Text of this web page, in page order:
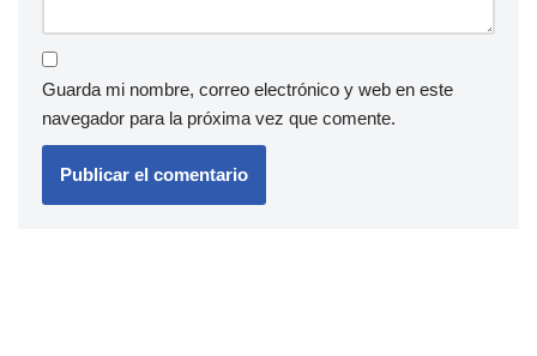
Guarda mi nombre, correo electrónico y web en este
navegador para la próxima vez que comente.